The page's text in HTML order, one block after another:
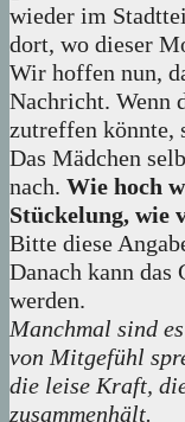
wieder im
dort, wo dieser
Wir hoffen nun,
Nachricht. Wenn
zutreffen könnte,
Das Mädchen
nach. Wie hoch
Stückelung, wie
Bitte diese
Danach kann
werden.
Manchmal sind
von Mitgefühl
die leise Kraft,
zusammenhält.